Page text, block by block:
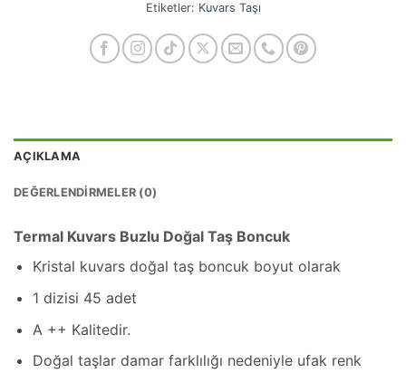
Etiketler: Kuvars Taşı
AÇIKLAMA
DEĞERLENDIRMELER (0)
Termal Kuvars Buzlu Doğal Taş Boncuk
Kristal kuvars doğal taş boncuk boyut olarak
1 dizisi 45 adet
A ++ Kalitedir.
Doğal taşlar damar farklılığı nedeniyle ufak renk